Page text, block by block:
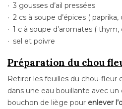
3 gousses d’ail pressées
2 cs à soupe d’épices (
1 c à soupe d’aromates ( thym,
sel et poivre
Préparation du chou
Retirer les feuilles du chou-fleur
dans une eau bouillante avec
bouchon de liège pour enlever